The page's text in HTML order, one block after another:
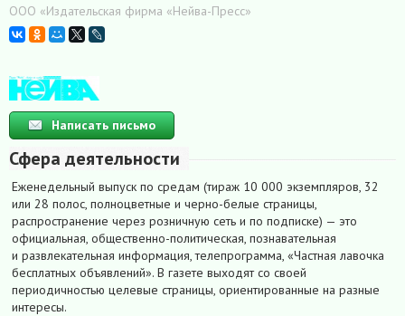
ООО «Издательская фирма «Нейва-Пресс»
Написать письмо
Сфера деятельности
Еженедельный выпуск по средам (тираж 10 000 экземпляров, 32
или 28 полос, полноцветные и черно-белые страницы,
распространение через розничную сеть и по подписке) — это
официальная, общественно-политическая, познавательная
и развлекательная информация, телепрограмма, «Частная лавочка
бесплатных объявлений». В газете выходят со своей
периодичностью целевые страницы, ориентированные на разные
интересы.